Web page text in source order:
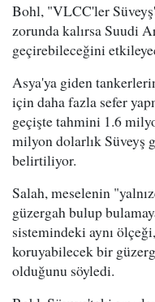
Bohl, "VLCC'ler
zorunda kalırsa Suudi
geçirebileceğini
Asya'ya giden
için daha fazla sefer
geçişte tahmini 1.6
milyon dolarlık Süveyş
belirtiliyor.
Salah, meselenin
güzergah bulup
sistemindeki aynı
koruyabilecek bir
olduğunu söyledi.